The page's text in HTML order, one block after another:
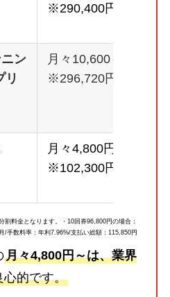
※290,400円
ン
リ
月々10,600～
※296,720円
月々4,800円～
※102,300円
料金となります。・10回券96,800円の場合：
/手数料率：年利7.96%/支払い総額：115,850円
月々4,800円～は、業界
心的です。